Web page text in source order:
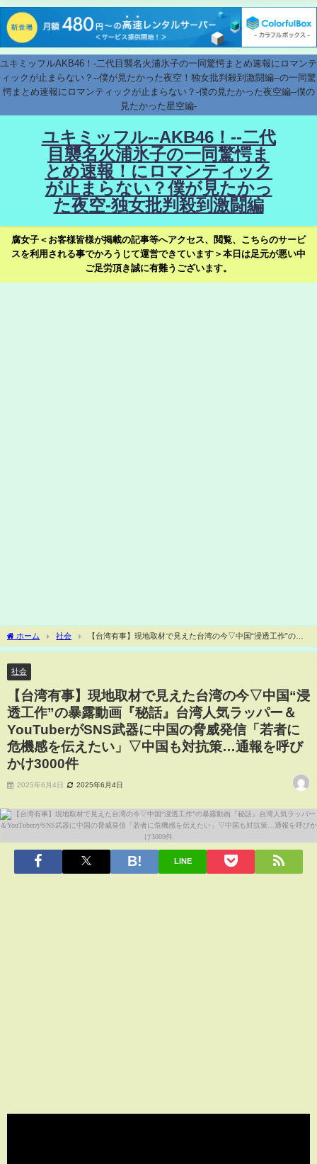
ユキミッフルAKB46！-二代目襲名火浦氷子の一同驚愕まとめ速報にロマンテ
ィックが止まらない？--僕が見たかった夜空！独女批判殺到激闘編--の一同驚
愕まとめ速報にロマンティックが止まらない？-僕の見たかった夜空編--僕の
見たかった星空編-
ユキミッフル--AKB46！--二代
目襲名火浦氷子の一同驚愕ま
とめ速報！にロマンティック
が止まらない？僕が見たかっ
た夜空-独女批判殺到激闘編
腐女子＜お客様皆様が掲載の記事等へアクセス、閲覧、こちらのサービ
スを利用される事でかろうじて運営できています＞本日は足元が悪い中
ご足労頂き誠に有難うございます。
ホーム 社会
【台湾有事】現地取材で見えた台湾の今▽中国“浸透工作”の暴
露動画『秘話』台湾人気ラッパー＆YouTuberがSNS武器に中国の脅威発信「若者に危
社会
【台湾有事】現地取材で見えた台湾の今▽中国“浸
透工作”の暴露動画『秘話』台湾人気ラッパー＆
YouTuberがSNS武器に中国の脅威発信「若者に
危機感を伝えたい」▽中国も対抗策…通報を呼び
かけ3000件
2025年6月4日 2025年6月4日
LINE